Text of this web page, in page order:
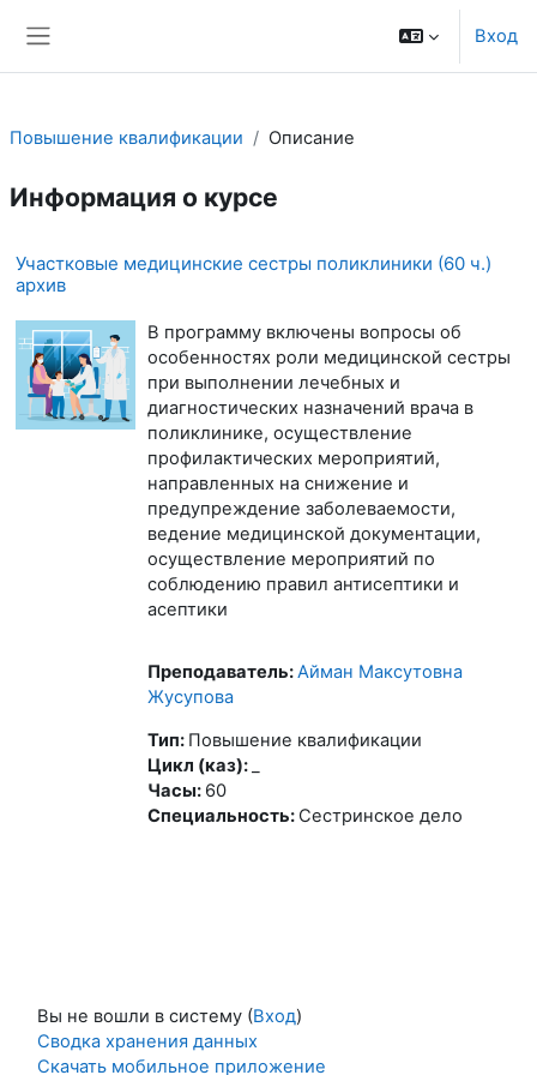
Вход
Повышение квалификации Описание
Информация о курсе
Участковые медицинские сестры поликлиники (60 ч.)
архив
В программу включены вопросы об
особенностях роли медицинской сестры
при выполнении лечебных и
диагностических назначений врача в
поликлинике, осуществление
профилактических мероприятий,
направленных на снижение и
предупреждение заболеваемости,
ведение медицинской документации,
осуществление мероприятий по
соблюдению правил антисептики и
асептики
Преподаватель:Айман Максутовна
Жусупова
Тип: Повышение квалификации
Цикл (каз):
Часы: 60
Специальность: Сестринское дело
Вы не вошли в систему (Вход)
Сводка хранения данных
Скачать мобильное приложение